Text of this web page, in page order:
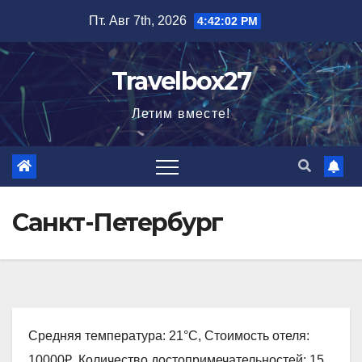
содержимому
Пт. Авг 7th, 2026 4:42:03 PM
Travelbox27
Летим вместе!
Санкт-Петербург
Средняя температура: 21°C, Стоимость отеля: